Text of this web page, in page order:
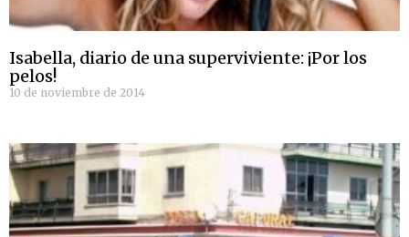
Isabella, diario de una superviviente: ¡Por los
pelos!
10 de noviembre de 2014